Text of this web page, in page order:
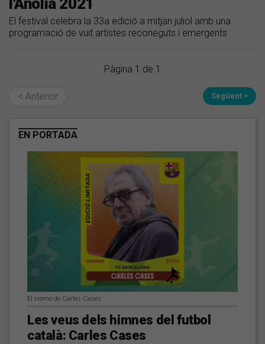
l'Anòlia 2021
El festival celebra la 33a edició a mitjan juliol amb una
programació de vuit artistes reconeguts i emergents
Pàgina 1 de 1
< Anterior Següent >
EN PORTADA
El cromo de Carles Cases
Les veus dels himnes del futbol
català: Carles Cases